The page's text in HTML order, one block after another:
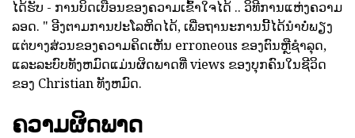
ໄດ້ຮັບ - ການບິດເບືອນຂອງຄວາມເຂົ້າໃຈໄດ້ .. ວິທີການແຫ່ງຄວາມ
ລອດ. " ອີງຕາມການປະໂລຫິດໄດ້, ເພື່ອຖານະການນີ້ໄດ້ນໍາບໍ່ພຽງ
ແຕ່ບາງສ່ວນຂອງຄວາມຄິດເຫັນ erroneous ຂອງຕົນຫຼືຊໍາລຸດ,
ແລະລະບົບທັງຫມົດແມ່ນຜິດພາດທີ່ views ຂອງບຸກຄົນໃນຊີວິດ
ຂອງ Christian ທັງຫມົດ.
ຄວາມຜິດພາດ